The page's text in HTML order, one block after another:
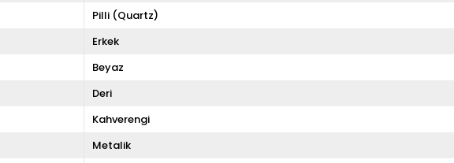
Pilli (Quartz)
Erkek
Beyaz
Deri
Kahverengi
Metalik